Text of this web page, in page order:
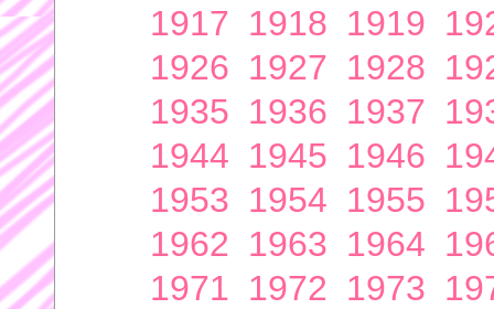
1917 1918 1919
1926 1927 1928
1935 1936 1937
1944 1945 1946
1953 1954 1955
1962 1963 1964
1971 1972 1973